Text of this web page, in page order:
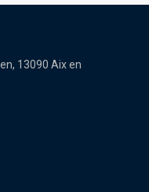
13090 Aix en